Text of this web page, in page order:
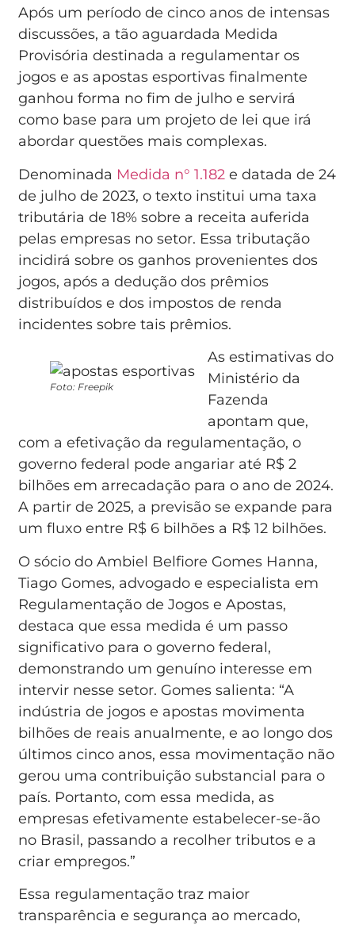
Após um período de cinco anos de intensas
discussões, a tão aguardada Medida
Provisória destinada a regulamentar os
jogos e as apostas esportivas finalmente
ganhou forma no fim de julho e servirá
como base para um projeto de lei que irá
abordar questões mais complexas.
Denominada Medida n° 1.182 e datada de 24
de julho de 2023, o texto institui uma taxa
tributária de 18% sobre a receita auferida
pelas empresas no setor. Essa tributação
incidirá sobre os ganhos provenientes dos
jogos, após a dedução dos prêmios
distribuídos e dos impostos de renda
incidentes sobre tais prêmios.
Foto: Freepik
As estimativas do
Ministério da
Fazenda
apontam que,
com a efetivação da regulamentação, o
governo federal pode angariar até R$ 2
bilhões em arrecadação para o ano de 2024.
A partir de 2025, a previsão se expande para
um fluxo entre R$ 6 bilhões a R$ 12 bilhões.
O sócio do Ambiel Belfiore Gomes Hanna,
Tiago Gomes, advogado e especialista em
Regulamentação de Jogos e Apostas,
destaca que essa medida é um passo
significativo para o governo federal,
demonstrando um genuíno interesse em
intervir nesse setor. Gomes salienta: “A
indústria de jogos e apostas movimenta
bilhões de reais anualmente, e ao longo dos
últimos cinco anos, essa movimentação não
gerou uma contribuição substancial para o
país. Portanto, com essa medida, as
empresas efetivamente estabelecer-se-ão
no Brasil, passando a recolher tributos e a
criar empregos.”
Essa regulamentação traz maior
transparência e segurança ao mercado,